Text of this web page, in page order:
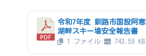
令和7年度 釧路市国設阿寒
湖畔スキー場安全報告書
1 ファイル 743.59 KB